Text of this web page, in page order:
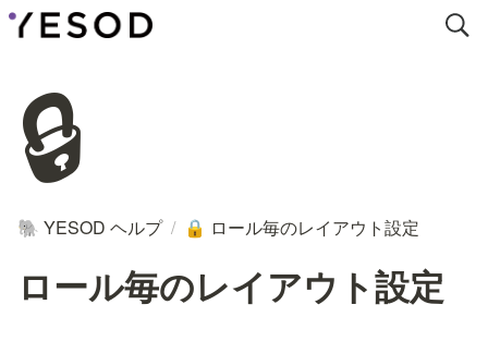
🔒
🐘 YESOD ヘルプ / 🔒 ロール毎のレイアウト設定
ロール毎のレイアウト設定